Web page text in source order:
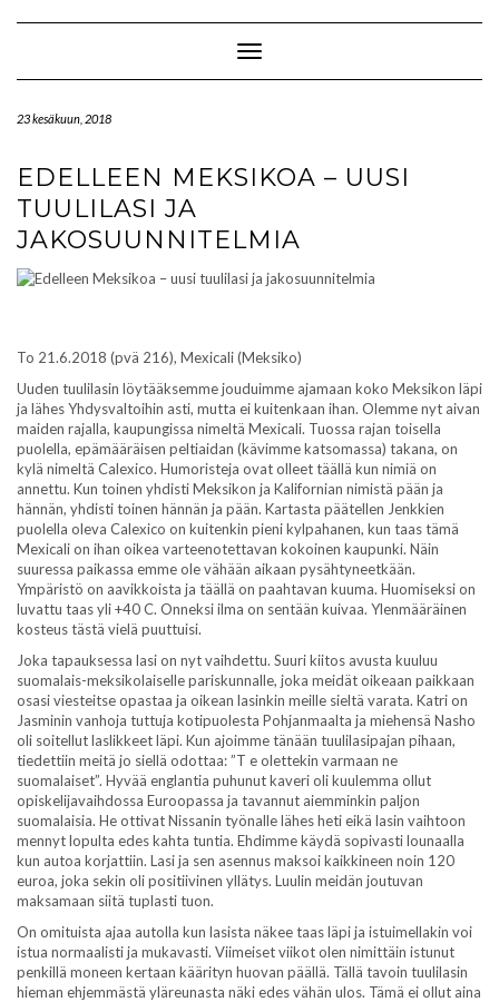
Toggle Navigation
23 kesäkuun, 2018
EDELLEEN MEKSIKOA – UUSI
TUULILASI JA
JAKOSUUNNITELMIA
To 21.6.2018 (pvä 216), Mexicali (Meksiko)
Uuden tuulilasin löytääksemme jouduimme ajamaan koko Meksikon läpi
ja lähes Yhdysvaltoihin asti, mutta ei kuitenkaan ihan. Olemme nyt aivan
maiden rajalla, kaupungissa nimeltä Mexicali. Tuossa rajan toisella
puolella, epämääräisen peltiaidan (kävimme katsomassa) takana, on
kylä nimeltä Calexico. Humoristeja ovat olleet täällä kun nimiä on
annettu. Kun toinen yhdisti Meksikon ja Kalifornian nimistä pään ja
hännän, yhdisti toinen hännän ja pään. Kartasta päätellen Jenkkien
puolella oleva Calexico on kuitenkin pieni kylpahanen, kun taas tämä
Mexicali on ihan oikea varteenotettavan kokoinen kaupunki. Näin
suuressa paikassa emme ole vähään aikaan pysähtyneetkään.
Ympäristö on aavikkoista ja täällä on paahtavan kuuma. Huomiseksi on
luvattu taas yli +40 C. Onneksi ilma on sentään kuivaa. Ylenmääräinen
kosteus tästä vielä puuttuisi.
Joka tapauksessa lasi on nyt vaihdettu. Suuri kiitos avusta kuuluu
suomalais-meksikolaiselle pariskunnalle, joka meidät oikeaan paikkaan
osasi viesteitse opastaa ja oikean lasinkin meille sieltä varata. Katri on
Jasminin vanhoja tuttuja kotipuolesta Pohjanmaalta ja miehensä Nasho
oli soitellut laslikkeet läpi. Kun ajoimme tänään tuulilasipajan pihaan,
tiedettiin meitä jo siellä odottaa: ”T e olettekin varmaan ne
suomalaiset”. Hyvää englantia puhunut kaveri oli kuulemma ollut
opiskelijavaihdossa Euroopassa ja tavannut aiemminkin paljon
suomalaisia. He ottivat Nissanin työnalle lähes heti eikä lasin vaihtoon
mennyt lopulta edes kahta tuntia. Ehdimme käydä sopivasti lounaalla
kun autoa korjattiin. Lasi ja sen asennus maksoi kaikkineen noin 120
euroa, joka sekin oli positiivinen yllätys. Luulin meidän joutuvan
maksamaan siitä tuplasti tuon.
On omituista ajaa autolla kun lasista näkee taas läpi ja istuimellakin voi
istua normaalisti ja mukavasti. Viimeiset viikot olen nimittäin istunut
penkillä moneen kertaan käärityn huovan päällä. Tällä tavoin tuulilasin
hieman ehjemmästä yläreunasta näki edes vähän ulos. Tämä ei ollut aina